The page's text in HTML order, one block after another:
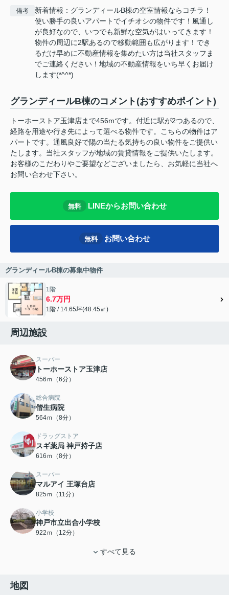
備考
新着情報：グランディールB棟の空室情報ならコチラ！
使い勝手の良いアパートでイチオシの物件です！風通し
が良好なので、いつでも新鮮な空気がはいってきます！
物件の周辺に2駅あるので移動範囲も広がります！でき
るだけ早めに不動産情報を集めたい方は当社スタッフま
でご連絡ください！地域の不動産情報をいち早くお届け
します(*^^*)
グランディールB棟のコメント(おすすめポイント)
トーホーストア玉津店まで456mです。付近に駅が2つあるので、
経路を用途や行き先によって選べる物件です。こちらの物件はア
パートです。通風良好で陽の当たる気持ちの良い物件をご提供い
たします。当社スタッフが地域の賃貸情報をご提供いたします。
お客様のこだわりやご要望などございましたら、お気軽に当社へ
お問い合わせ下さい。
無料 LINEからお問い合わせ
無料 お問い合わせ
グランディールB棟の募集中物件
1階
6.7万円
1階 / 14.65坪(48.45㎡)
周辺施設
スーパー
トーホーストア玉津店
456ｍ（6分）
総合病院
偕生病院
564ｍ（8分）
ドラッグストア
スギ薬局 神戸持子店
616ｍ（8分）
スーパー
マルアイ 王塚台店
825ｍ（11分）
小学校
神戸市立出合小学校
922ｍ（12分）
すべて見る
地図